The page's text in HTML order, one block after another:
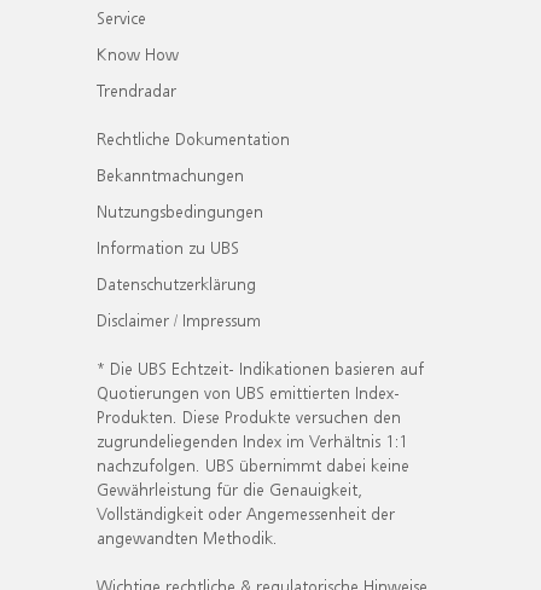
Service
Know How
Trendradar
Rechtliche Dokumentation
Bekanntmachungen
Nutzungsbedingungen
Information zu UBS
Datenschutzerklärung
Disclaimer / Impressum
* Die UBS Echtzeit- Indikationen basieren auf
Quotierungen von UBS emittierten Index-
Produkten. Diese Produkte versuchen den
zugrundeliegenden Index im Verhältnis 1:1
nachzufolgen. UBS übernimmt dabei keine
Gewährleistung für die Genauigkeit,
Vollständigkeit oder Angemessenheit der
angewandten Methodik.